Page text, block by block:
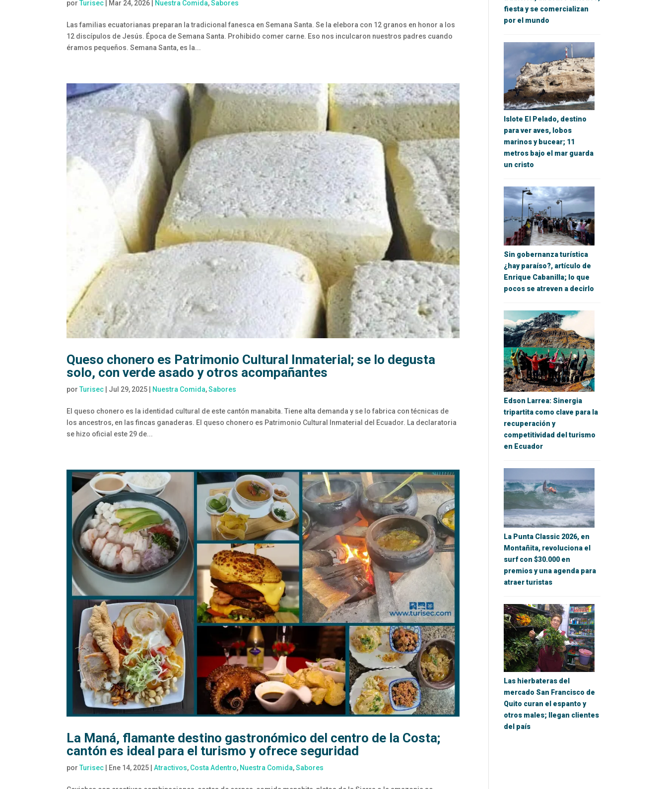
porTurisec Mar 24, 2026 Nuestra Comida,Sabores
Las familias ecuatorianas preparan la tradicional fanesca en Semana Santa. Se la elebora con 12 granos en honor a los
12 discípulos de Jesús. Época de Semana Santa. Prohibido comer carne. Eso nos inculcaron nuestros padres cuando
éramos pequeños. Semana Santa, es la...
Queso chonero es Patrimonio Cultural Inmaterial; se lo degusta
solo, con verde asado y otros acompañantes
porTurisec Jul 29, 2025 Nuestra Comida,Sabores
El queso chonero es la identidad cultural de este cantón manabita. Tiene alta demanda y se lo fabrica con técnicas de
los ancestros, en las fincas ganaderas. El queso chonero es Patrimonio Cultural Inmaterial del Ecuador. La declaratoria
se hizo oficial este 29 de...
La Maná, flamante destino gastronómico del centro de la Costa;
cantón es ideal para el turismo y ofrece seguridad
porTurisec Ene 14, 2025 |Atractivos, Costa Adentro, Nuestra Comida,Sabores
fiesta y se comercializan
por el mundo
Islote El Pelado, destino
para ver aves, lobos
marinos y bucear; 11
metros bajo el mar guarda
un cristo
Sin gobernanza turística
¿hay paraíso?, artículo de
Enrique Cabanilla; lo que
pocos se atreven a decirlo
Edson Larrea: Sinergia
tripartita como clave para la
recuperación y
competitividad del turismo
en Ecuador
La Punta Classic 2026, en
Montañita, revoluciona el
surf con $30.000 en
premios y una agenda para
atraer turistas
Las hierbateras del
mercado San Francisco de
Quito curan el espanto y
otros males; llegan clientes
del país